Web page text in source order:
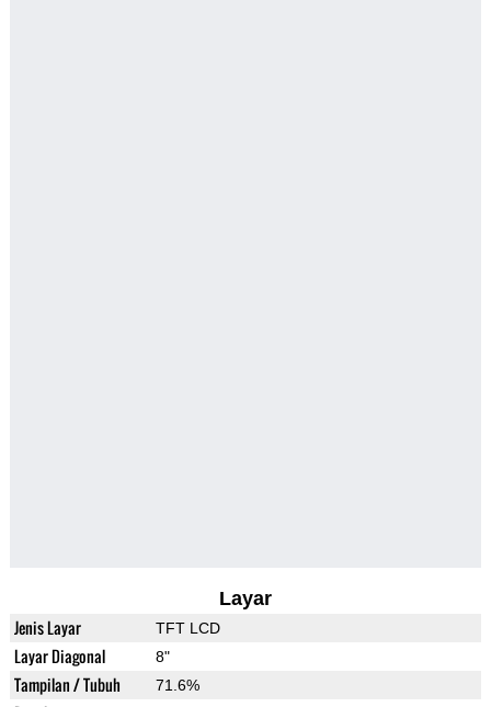
Layar
Jenis Layar TFT LCD
Layar Diagonal 8"
Tampilan / Tubuh 71.6%